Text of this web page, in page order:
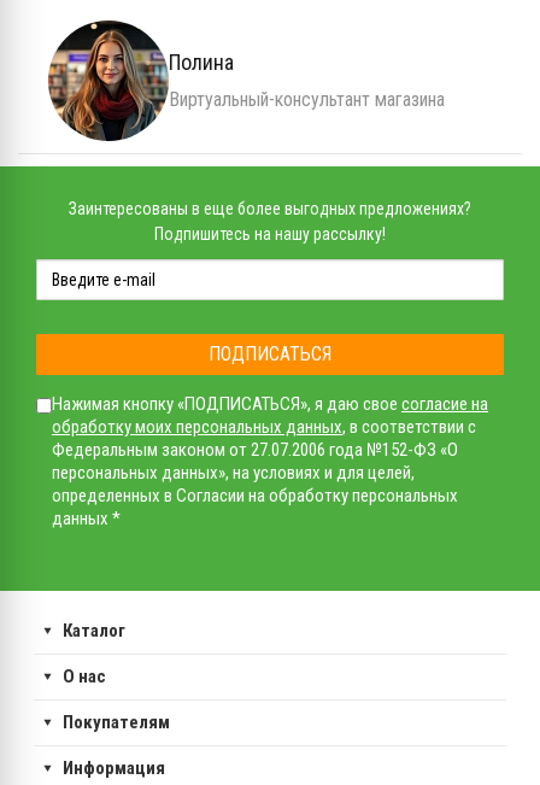
Полина
Виртуальный-консультант магазина
Заинтересованы в еще более выгодных предложениях?
Подпишитесь на нашу рассылку!
ПОДПИСАТЬСЯ
Нажимая кнопку «ПОДПИСАТЬСЯ», я даю свое согласие на
обработку моих персональных данных, в соответствии с
Федеральным законом от 27.07.2006 года №152-ФЗ «О
персональных данных», на условиях и для целей,
определенных в Согласии на обработку персональных
данных *
Каталог
О нас
Покупателям
Информация